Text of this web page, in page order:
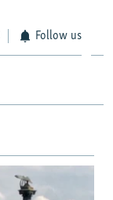
Follow us